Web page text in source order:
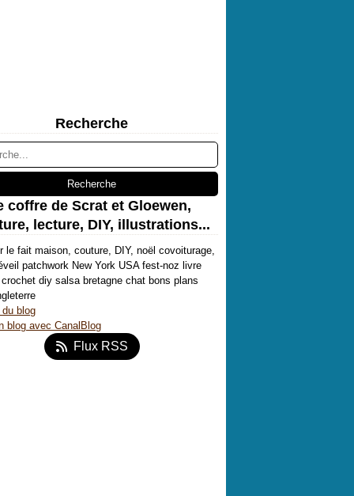
Recherche
coffre de Scrat et Gloewen,
lecture, DIY, illustrations...
le fait maison, couture, DIY, noël covoiturage,
patchwork New York USA fest-noz livre
diy salsa bretagne chat bons plans
blog
blog avec CanalBlog
Flux RSS